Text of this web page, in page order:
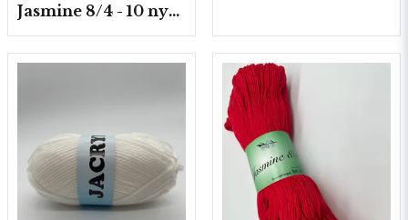
Jasmine 8/4 - 10 nystan a50g./fp.